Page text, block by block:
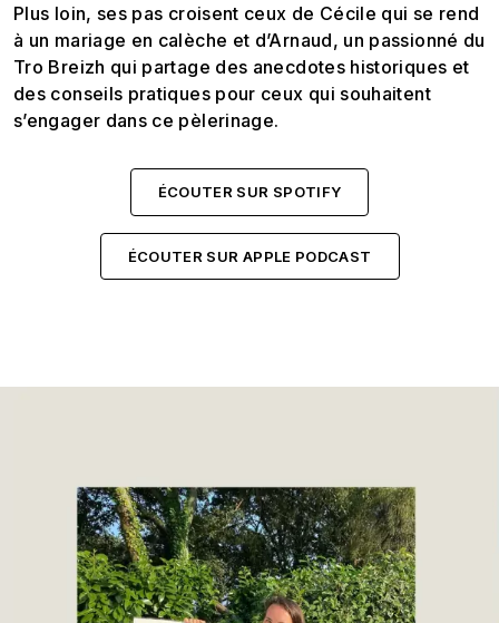
Plus loin, ses pas croisent ceux de Cécile qui se rend
à un mariage en calèche et d’Arnaud, un passionné du
Tro Breizh qui partage des anecdotes historiques et
des conseils pratiques pour ceux qui souhaitent
s’engager dans ce pèlerinage.
ÉCOUTER SUR SPOTIFY
ÉCOUTER SUR APPLE PODCAST